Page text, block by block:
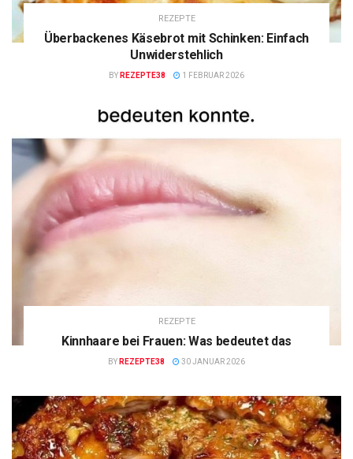
REZEPTE
Überbackenes Käsebrot mit Schinken: Einfach
Unwiderstehlich
BY REZEPTE38 1 FEBRUAR 2026
REZEPTE
Kinnhaare bei Frauen: Was bedeutet das
BY REZEPTE38 30 JANUAR 2026